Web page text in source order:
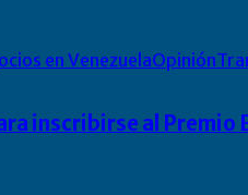
en VenezuelaOpinión
inscribirse al Premio